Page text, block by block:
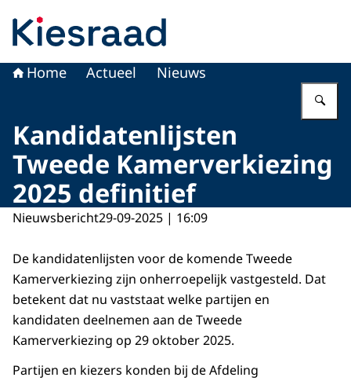
Home Actueel Nieuws
Kandidatenlijsten
Tweede Kamerverkiezing
2025 definitief
Nieuwsbericht29-09-2025 | 16:09
De kandidatenlijsten voor de komende Tweede
Kamerverkiezing zijn onherroepelijk vastgesteld. Dat
betekent dat nu vaststaat welke partijen en
kandidaten deelnemen aan de Tweede
Kamerverkiezing op 29 oktober 2025.
Partijen en kiezers konden bij de Afdeling